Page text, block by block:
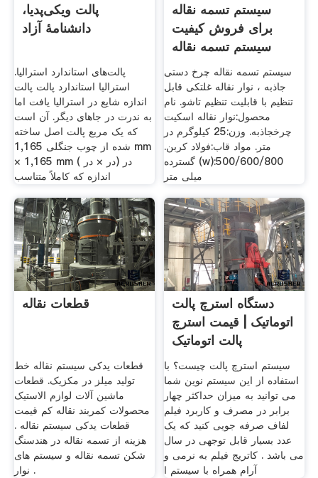
پالت ویکی‌پدیا،
دانشنامهٔ آزاد
پالت‌های استاندارد استرالیا.
استرالیا استاندارد پالت پالت
اندازه شایع در استرالیا یافت اما
به ندرت در جاهای دیگر. آن است
که یک مربع پالت اصل ساخته
شده از چوب جنگلی 1,165 mm
× 1,165 mm ( در × در) در
اندازه که کاملاً متناسب
سیستم تسمه نقاله
برای فروش کیفیت
سیستم تسمه نقاله
تامین
سیستم تسمه نقاله چرخ دستی
جاذبه ، نوار نقاله غلتکی قابل
تنظیم با قابلیت تنظیم تاشو. نام
محصول:نوار نقاله اسکیت
چرخجاذبه. وزن:25 کیلوگرم در
متر. مواد قاب:فولاد کربن.
گسترده (w):500/600/800
میلی متر
قطعات نقاله
قطعات یدکی سیستم نقاله خط
تولید میلز در مکزیک. قطعات
ماشین آلات لوازم الاستیک
محصولات کمربند نقاله کم قیمت
قطعات یدکی سیستم نقاله .
هزینه از تسمه نقاله در هندسنگ
شکن تسمه نقاله و سیستم های
نوار .
دستگاه استرچ پالت
اتوماتیک | قیمت استرچ
پالت اتوماتیک
سیستم استرچ پالت چیست؟ با
استفاده از این سیستم نوین شما
می توانید به میزان حداکثر چهار
برابر در مصرف و کاربرد فیلم
لفاف صرفه جویی کنید که یک
عدد بسیار قابل توجهی در سال
می باشد . کاتریج فیلم به نرمی و
آرام همراه با سیستم ا